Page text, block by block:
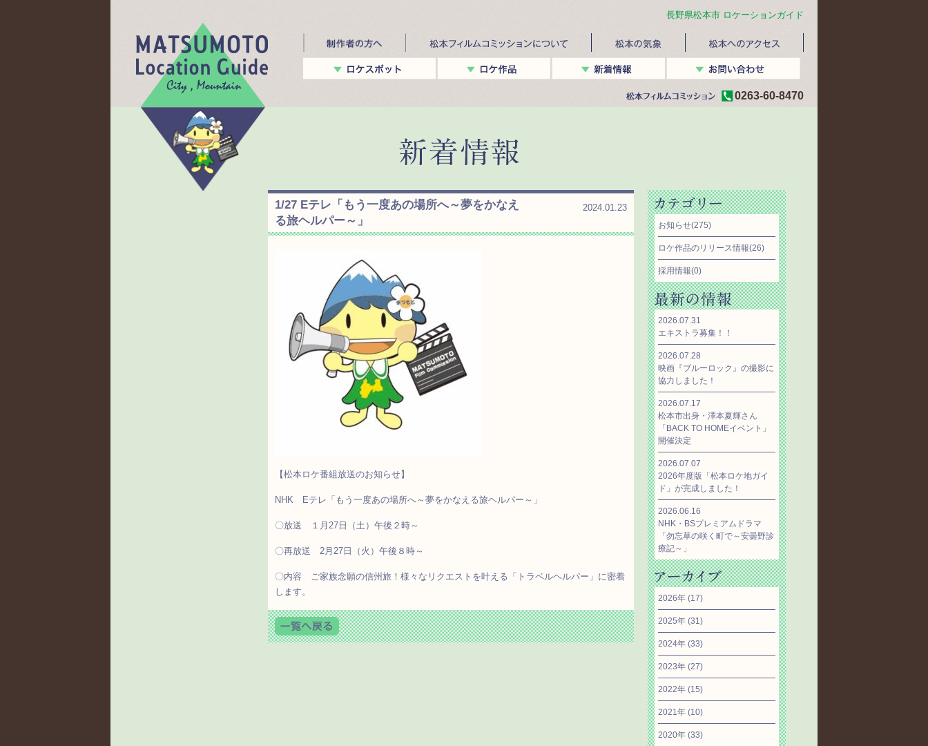
長野県松本市 ロケーションガイド
0263-60-8470
1/27 Eテレ「もう一度あの場所へ～夢をかなえ
る旅ヘルパー～」
2024.01.23
【松本ロケ番組放送のお知らせ】
NHK Eテレ「もう一度あの場所へ～夢をかなえる旅ヘルパー～」
〇放送 １月27日（土）午後２時～
〇再放送 2月27日（火）午後８時～
〇内容 ご家族念願の信州旅！様々なリクエストを叶える「トラベルヘルパー」に密着
します。
お知らせ(275)
ロケ作品のリリース情報(26)
採用情報(0)
2026.07.31
エキストラ募集！！
2026.07.28
映画『ブルーロック』の撮影に
協力しました！
2026.07.17
松本市出身・澤本夏輝さん
「BACK TO HOMEイベント」
開催決定
2026.07.07
2026年度版「松本ロケ地ガイ
ド」が完成しました！
2026.06.16
NHK・BSプレミアムドラマ
「勿忘草の咲く町で～安曇野診
療記～」
2026年 (17)
2025年 (31)
2024年 (33)
2023年 (27)
2022年 (15)
2021年 (10)
2020年 (33)